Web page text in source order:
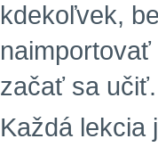
kdekoľvek,
začať sa učiť.
Každá lekcia